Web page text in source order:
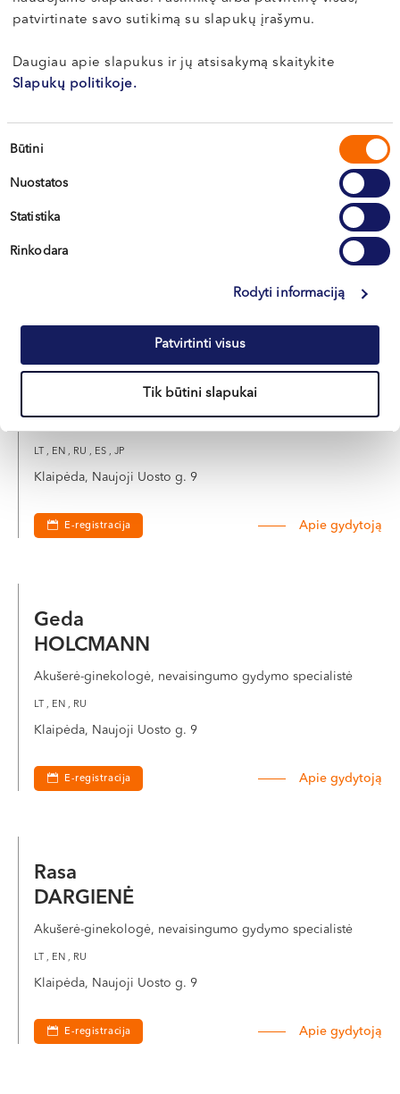
patvirtinate savo sutikimą su slapukų įrašymu.
Daugiau apie slapukus ir jų atsisakymą skaitykite
Slapukų politikoje.
Sutikimo
Būtini
Nuostatos
Statistika
Rinkodara
Rodyti informaciją
Patvirtinti visus
Tik būtini slapukai
E-registracija Apie gydytoją
Dr. Lina
JAKUBAUSKIENĖ
Akušerė-ginekologė (laikinai nedirba)
Tomas
LT , EN , RU , ES , JP
Klaipėda, Naujoji Uosto g. 9
E-registracija Apie gydytoją
Geda
HOLCMANN
Akušerė-ginekologė, nevaisingumo gydymo specialistė
LT , EN , RU
Klaipėda, Naujoji Uosto g. 9
E-registracija Apie gydytoją
Rasa
DARGIENĖ
Akušerė-ginekologė, nevaisingumo gydymo specialistė
LT , EN , RU
Klaipėda, Naujoji Uosto g. 9
E-registracija Apie gydytoją